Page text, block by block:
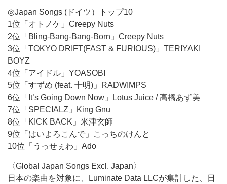
◎Japan Songs (ドイツ）トップ10
1位「オトノケ」Creepy Nuts
2位「Bling-Bang-Bang-Born」Creepy Nuts
3位「TOKYO DRIFT(FAST & FURIOUS)」TERIYAKI
BOYZ
4位「アイドル」YOASOBI
5位「すずめ (feat. 十明)」RADWIMPS
6位「It’s Going Down Now」Lotus Juice / 高橋あず美
7位「SPECIALZ」King Gnu
8位「KICK BACK」米津玄師
9位「はいよろこんで」こっちのけんと
10位「うっせぇわ」Ado
〈Global Japan Songs Excl. Japan〉
日本の楽曲を対象に、Luminate Data LLCが集計した、日